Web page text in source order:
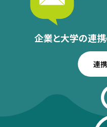
企業と大学の連携
連